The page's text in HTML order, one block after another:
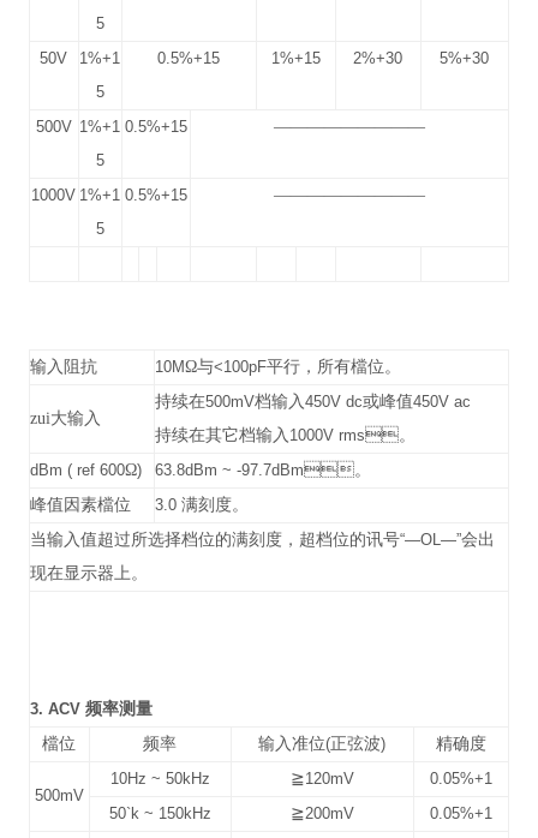
5
50V
1%+1
5
0.5%+15 1%+15 2%+30 5%+30
500V 1%+1
5
0.5%+15 —————————
1000V 1%+1
5
0.5%+15 —————————
输入阻抗 10MΩ与<100pF平行，所有檔位。
zui大输入
持续在500mV档输入450V dc或峰值450V ac
持续在其它档输入 1000V rms。
dBm ( ref 600Ω) 63.8dBm ~ -97.7dBm。
峰值因素檔位
3.0 满刻度。
当输入值超过所选择档位的满刻度，超档位的讯号“—OL—”会出
现在显示器上。
3. ACV 频率测量
檔位
频率 输入准位(正弦波) 精确度
500mV
10Hz ~ 50kHz ≧120mV
0.05%+1
50`k ~ 150kHz
≧200mV
0.05%+1